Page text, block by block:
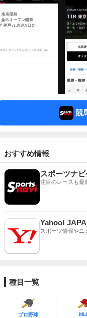
競
おすすめ情報
スポーツナ
注目のレースも最
Yahoo!
スポーツ情報やニ
種目一覧
プロ野球